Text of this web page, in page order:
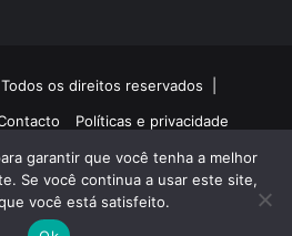
os direitos reservados |
Políticas e privacidade
TwitterYouTubeInstagram
garantir que você tenha a melhor
Se você continua a usar este site,
você está satisfeito.